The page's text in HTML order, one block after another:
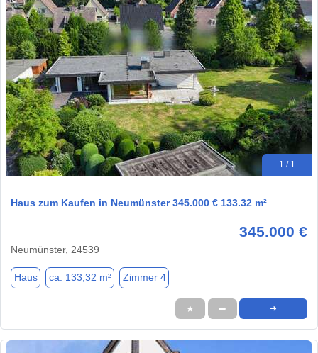
1 / 1
Haus zum Kaufen in Neumünster 345.000 € 133.32 m²
345.000 €
Neumünster, 24539
Haus ca. 133,32 m² Zimmer 4
★ ➦ ➜